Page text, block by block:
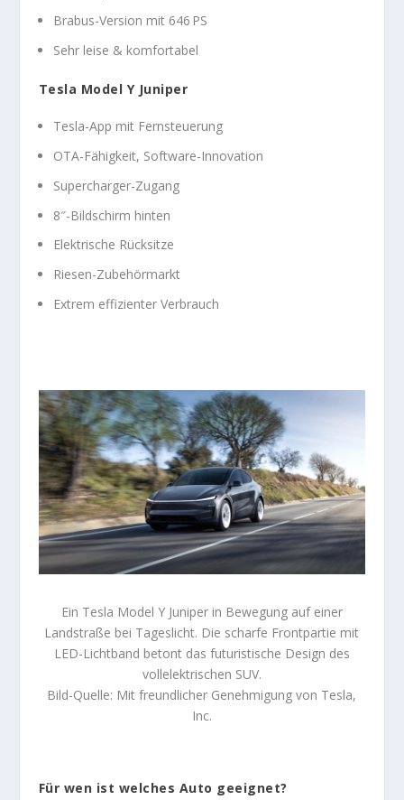
Brabus-Version mit 646 PS
Sehr leise & komfortabel
Tesla Model Y Juniper
Tesla-App mit Fernsteuerung
OTA-Fähigkeit, Software-Innovation
Supercharger-Zugang
8″-Bildschirm hinten
Elektrische Rücksitze
Riesen-Zubehörmarkt
Extrem effizienter Verbrauch
Ein Tesla Model Y Juniper in Bewegung auf einer
Landstraße bei Tageslicht. Die scharfe Frontpartie mit
LED-Lichtband betont das futuristische Design des
vollelektrischen SUV.
Bild-Quelle: Mit freundlicher Genehmigung von Tesla,
Inc.
Für wen ist welches Auto geeignet?